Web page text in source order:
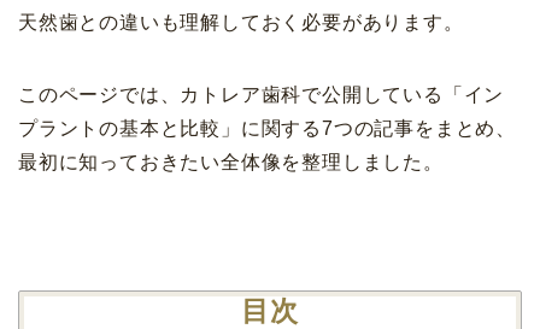
天然歯との違いも理解しておく必要があります。
このページでは、カトレア歯科で公開している「イン
プラントの基本と比較」に関する7つの記事をまとめ、
最初に知っておきたい全体像を整理しました。
目次